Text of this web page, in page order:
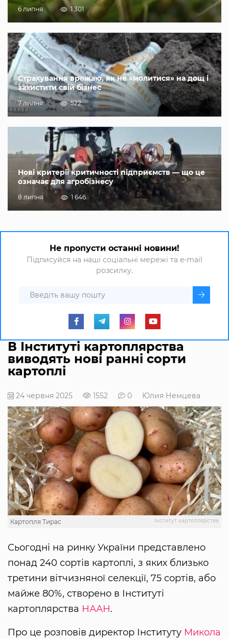
6 липня 1 301
Страхування врожаю, як не «молитися» на дощ і
захистити свій бізнес
7 липня 522
Нові критерії критичності підприємств — що це
означає для агробізнесу
8 липня 1 646
Не пропусти останні новини!
Підписуйся на наші соціальні мережі та e-mail
розсилку.
В Інституті картоплярства
виводять нові ранні сорти
картоплі
24 червня 2025 1552 0 Юлия Немцева
Інститут картоплярства
Картопля Тирас
Сьогодні на ринку України представлено
понад 240 сортів картоплі, з яких близько
третини вітчизняної селекції, 75 сортів, або
майже 80%, створено в Інституті
картоплярства НААН.
Про це розповів директор Інституту Микола